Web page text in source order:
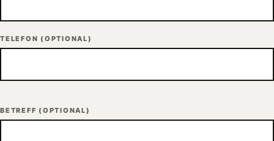
TELEFON (OPTIONAL)
BETREFF (OPTIONAL)